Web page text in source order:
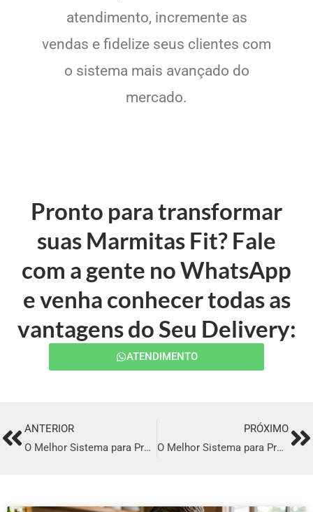
atendimento, incremente as
vendas e fidelize seus clientes com
o sistema mais avançado do
mercado.
Pronto para transformar
suas Marmitas Fit? Fale
com a gente no WhatsApp
e venha conhecer todas as
vantagens do Seu Delivery:
ATENDIMENTO
PrevANTERIOR
O Melhor Sistema para Profissionalizar o seu Delivery em Arapiraca
PRÓXIMO
O Melhor Sistema para Profissionalizar o seu Delivery em Colombo